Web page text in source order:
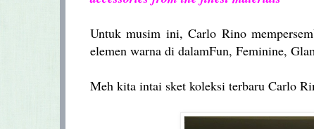
Untuk musim ini, Carlo Rino
elemen warna di dalamFun, Feminine,
Meh kita intai sket koleksi terbaru Carlo